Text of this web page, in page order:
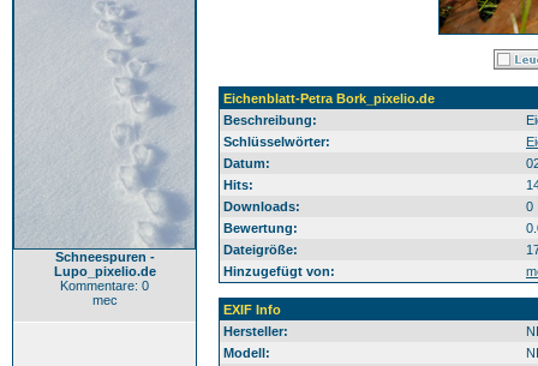
Schneespuren -
Lupo_pixelio.de
Kommentare: 0
mec
Eichenblatt-Petra Bork_pixelio.de
Beschreibung:
Schlüsselwörter:
Datum:
Hits:
Downloads:
0
Bewertung:
Dateigröße:
Hinzugefügt von:
EXIF Info
Hersteller:
Modell: